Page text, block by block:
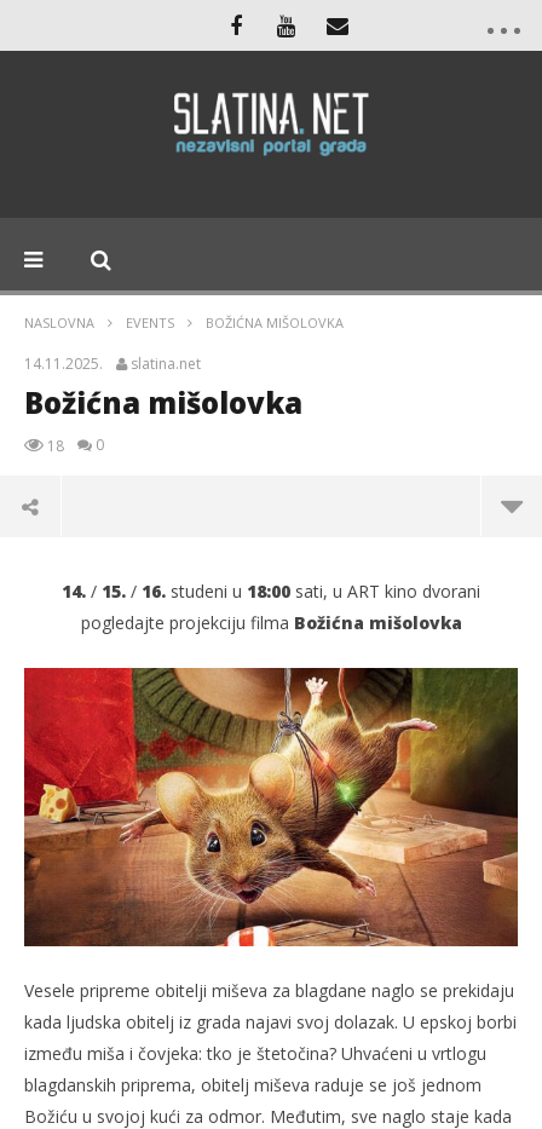
NASLOVNA EVENTS BOŽIĆNA MIŠOLOVKA
14.11.2025. slatina.net
Božićna mišolovka
18 0
TRENUTNO OTVORENO
Božićna mišolovka
14.11.2025.
14. / 15. / 16. studeni u 18:00 sati, u ART kino dvorani
pogledajte projekciju filma Božićna mišolovka
Vesele pripreme obitelji miševa za blagdane naglo se prekidaju
kada ljudska obitelj iz grada najavi svoj dolazak. U epskoj borbi
između miša i čovjeka: tko je štetočina? Uhvaćeni u vrtlogu
blagdanskih priprema, obitelj miševa raduje se još jednom
Božiću u svojoj kući za odmor. Međutim, sve naglo staje kada